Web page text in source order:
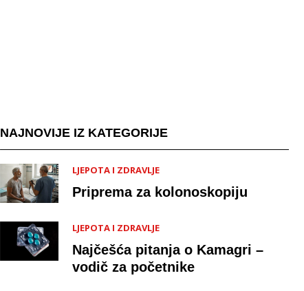
NAJNOVIJE IZ KATEGORIJE
LJEPOTA I ZDRAVLJE
Priprema za kolonoskopiju
LJEPOTA I ZDRAVLJE
Najčešća pitanja o Kamagri –
vodič za početnike